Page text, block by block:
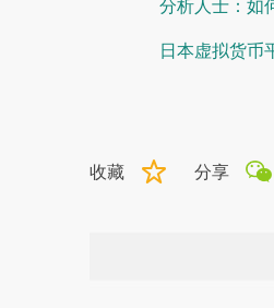
分析人士：如
日本虚拟货币
收藏 分享